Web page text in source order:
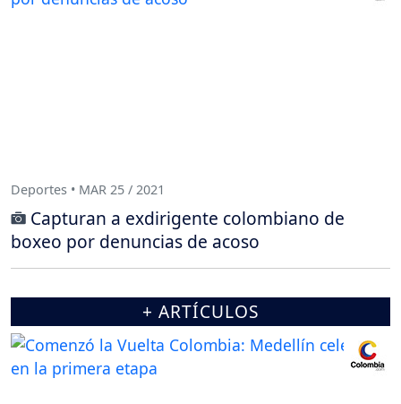
Deportes • MAR 25 / 2021
Capturan a exdirigente colombiano de
boxeo por denuncias de acoso
+ ARTÍCULOS